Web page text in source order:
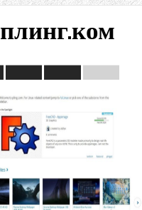
плинг.ком